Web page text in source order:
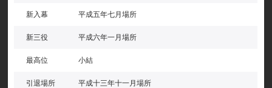
新入幕 平成五年七月場所
新三役 平成六年一月場所
最高位 小結
引退場所 平成十三年十一月場所